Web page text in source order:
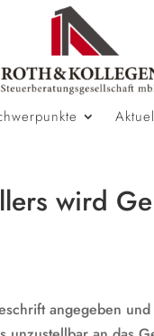
wird
angegeben